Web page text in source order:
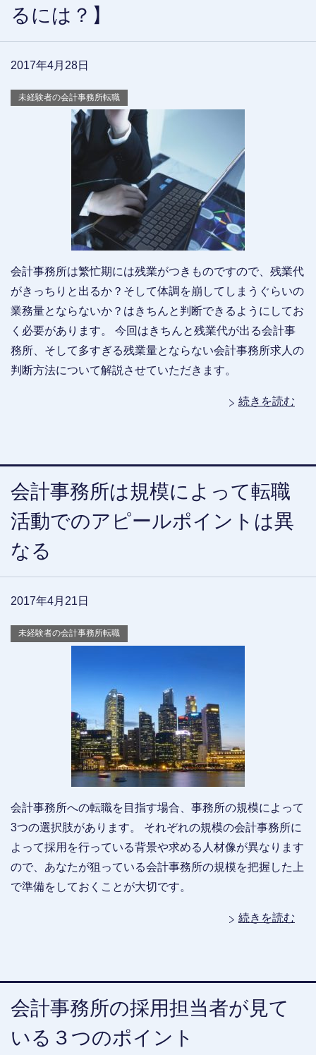
るには？】
2017年4月28日
未経験者の会計事務所転職
会計事務所は繁忙期には残業がつきものですので、残業代
がきっちりと出るか？そして体調を崩してしまうぐらいの
業務量とならないか？はきちんと判断できるようにしてお
く必要があります。 今回はきちんと残業代が出る会計事
務所、そして多すぎる残業量とならない会計事務所求人の
判断方法について解説させていただきます。
続きを読む
会計事務所は規模によって転職
活動でのアピールポイントは異
なる
2017年4月21日
未経験者の会計事務所転職
会計事務所への転職を目指す場合、事務所の規模によって
3つの選択肢があります。 それぞれの規模の会計事務所に
よって採用を行っている背景や求める人材像が異なります
ので、あなたが狙っている会計事務所の規模を把握した上
で準備をしておくことが大切です。
続きを読む
会計事務所の採用担当者が見て
いる３つのポイント